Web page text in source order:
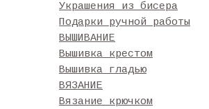
Украшения из бисера
Подарки ручной работы
ВЫШИВАНИЕ
Вышивка крестом
Вышивка гладью
ВЯЗАНИЕ
Вязание крючком